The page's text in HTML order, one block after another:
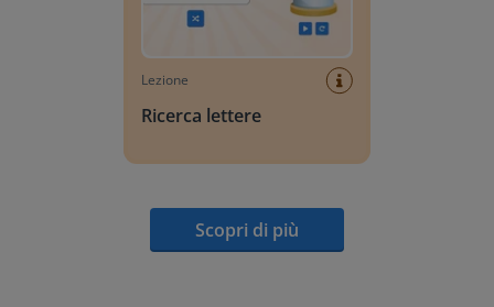
Lezione
Ricerca lettere
Scopri di più